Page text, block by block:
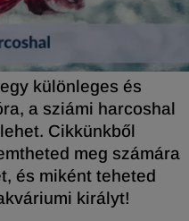
különleges és
a sziámi harcoshal
Cikkünkből
meg számára
és miként teheted
királyt!